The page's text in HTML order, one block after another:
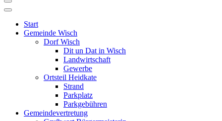
Navigationsmenü
Start
Gemeinde Wisch
Dorf Wisch
Dit un Dat in Wisch
Landwirtschaft
Gewerbe
Ortsteil Heidkate
Strand
Parkplatz
Parkgebühren
Gemeindevertretung